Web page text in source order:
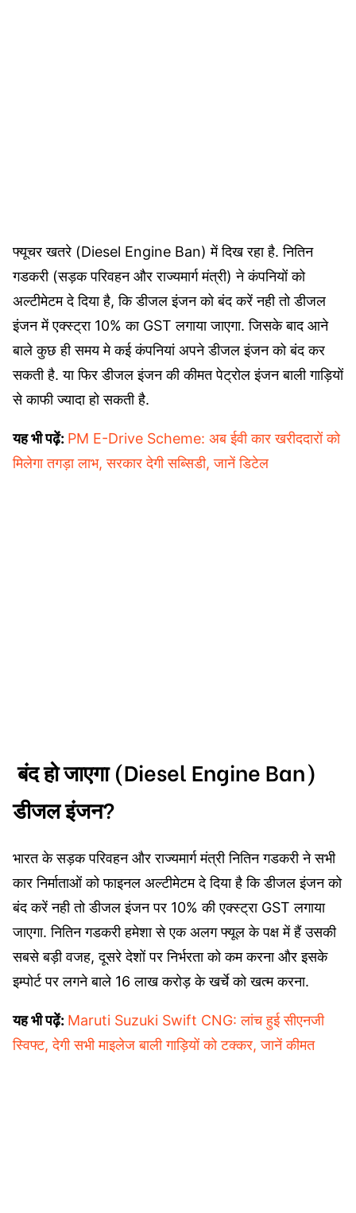
फ्यूचर खतरे (Diesel Engine Ban)में दिख रहा है.नितिन
गडकरी (सड़क परिवहन और राज्यमार्ग मंत्री) ने कंपनियों को
अल्टीमेटम दे दिया है, कि डीजल इंजन को बंद करें नही तो डीजल
इंजन में एक्स्ट्रा 10% का GST लगाया जाएगा. जिसके बाद आने
बाले कुछ ही समय मे कई कंपनियां अपने डीजल इंजन को बंद कर
सकती है. या फिर डीजल इंजन की कीमत पेट्रोल इंजन बाली गाड़ियों
से काफी ज्यादा हो सकती है.
यह भी पढ़ें: PM E-Drive Scheme: अब ईवी कार खरीददारों को
मिलेगा तगड़ा लाभ, सरकार देगी सब्सिडी, जानें डिटेल
बंद हो जाएगा (Diesel Engine Ban)
डीजल इंजन?
भारत के सड़क परिवहन और राज्यमार्ग मंत्री नितिन गडकरी ने सभी
कार निर्माताओं को फाइनल अल्टीमेटम दे दिया है कि डीजल इंजन को
बंद करें नही तो डीजल इंजन पर 10% की एक्स्ट्रा GST लगाया
जाएगा. नितिन गडकरी हमेशा से एक अलग फ्यूल के पक्ष में हैं उसकी
सबसे बड़ी वजह, दूसरे देशों पर निर्भरता को कम करना और इसके
इम्पोर्ट पर लगने बाले 16 लाख करोड़ के खर्चे को खत्म करना.
यह भी पढ़ें: Maruti Suzuki Swift CNG: लांच हुई सीएनजी
स्विफ्ट, देगी सभी माइलेज बाली गाड़ियों को टक्कर, जानें कीमत